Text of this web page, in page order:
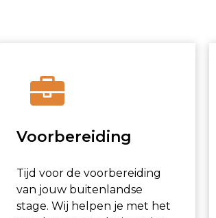
Voorbereiding
Tijd voor de voorbereiding
van jouw buitenlandse
stage. Wij helpen je met het